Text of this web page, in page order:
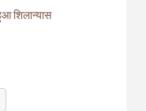
शिलान्यास